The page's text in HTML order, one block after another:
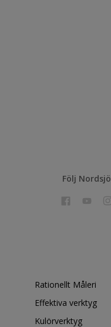
Följ Nordsjö
Rationellt Måleri
Effektiva verktyg
Kulörverktyg